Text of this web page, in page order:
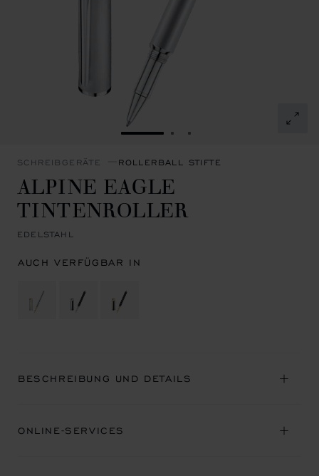
ZUR FOLIE GEHEN 1
ZUR FOLIE GEHEN 2
ZUR FOLIE GEHEN 3
SCHREIBGERÄTE ROLLERBALL STIFTE
ALPINE EAGLE
TINTENROLLER
EDELSTAHL
AUCH VERFÜGBAR IN
BESCHREIBUNG UND DETAILS
ONLINE-SERVICES